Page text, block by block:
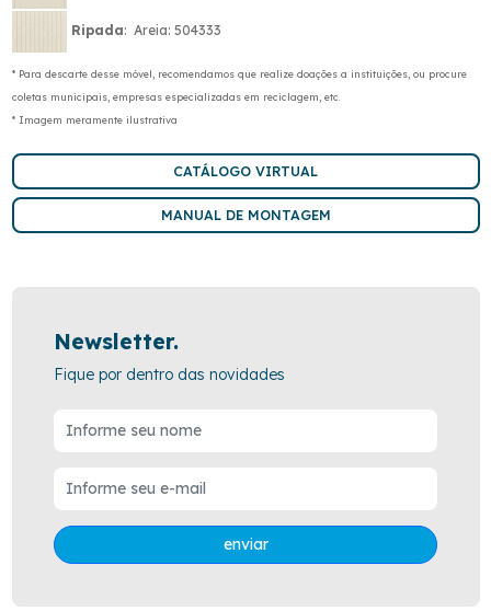
Ripada: Areia: 504333
* Para descarte desse móvel, recomendamos que realize doações a instituições, ou procure
coletas municipais, empresas especializadas em reciclagem, etc.
* Imagem meramente ilustrativa
CATÁLOGO VIRTUAL
MANUAL DE MONTAGEM
Newsletter.
Fique por dentro das novidades
enviar